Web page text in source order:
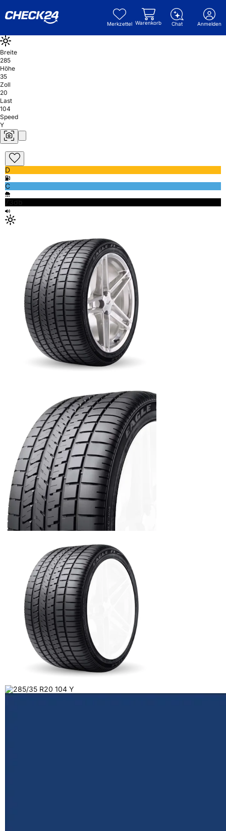
Merkzettel Warenkorb Chat Anmelden
Breite
285
Höhe
35
Zoll
20
Last
104
Speed
Y
D
C
73db